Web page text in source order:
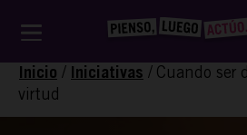
Inicio / Iniciativas / Cuando ser
virtud